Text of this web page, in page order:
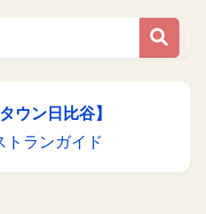
ウン日比谷】
トランガイド